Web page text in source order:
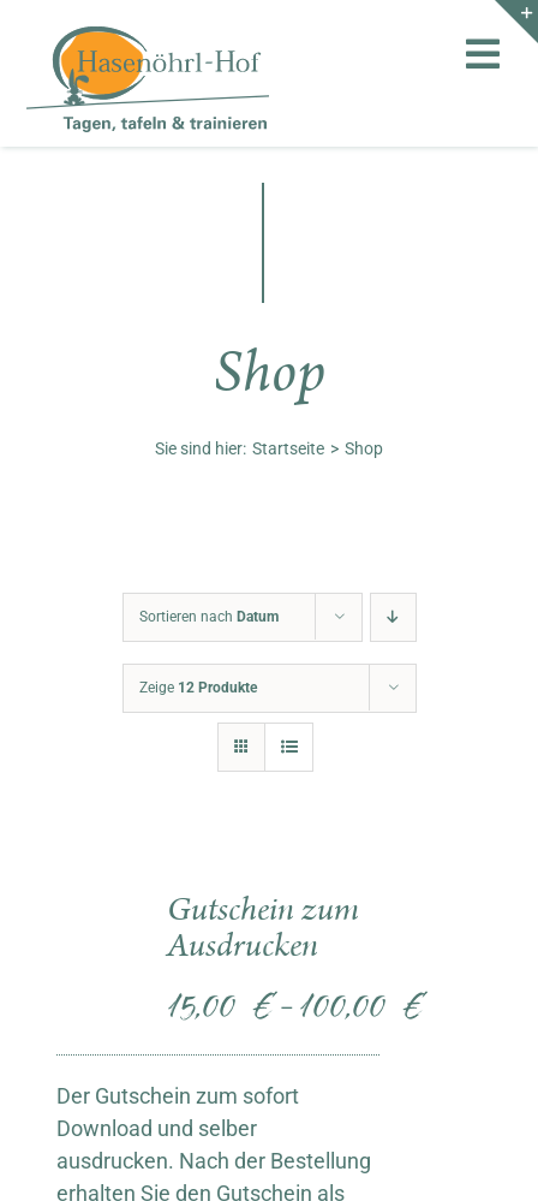
springen
Shop
Sie sind hier: Startseite Shop
Sortieren nach Datum
Zeige 12 Produkte
Gutschein zum
Ausdrucken
15,00€ – 100,00€
Der Gutschein zum sofort
Download und selber
ausdrucken. Nach der Bestellung
erhalten Sie den Gutschein als